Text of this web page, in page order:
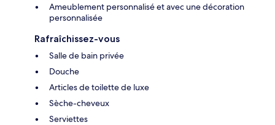
Ameublement personnalisé et avec une décoration
personnalisée
Rafraîchissez-vous
Salle de bain privée
Douche
Articles de toilette de luxe
Sèche-cheveux
Serviettes